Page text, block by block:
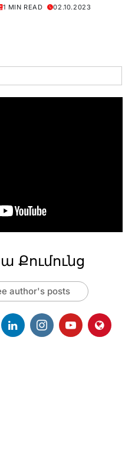
1 MIN READ 02.10.2023
Քումունց
author's posts